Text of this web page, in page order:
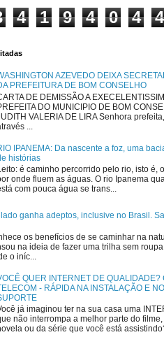
4 1 9 4 0 4 4
AZEVEDO DEIXA
PREFEITURA DE BOM CONSELHO
DE DEMISSÃO A
DO MUNICIPIO DE BOM
VALERIA DE LIRA Senhora
...
IPANEMA: Da nascente a foz, uma
histórias
é caminho percorrido pelo rio, isto é,
onde fluem as águas. O rio Ipanema
com pouca água se trans...
ganha adeptos, inclusive no Brasil.
os benefícios de se caminhar na
na ideia de fazer uma trilha sem roupa
o iníc...
QUER INTERNET DE QUALIDADE?
- RÁPIDA NA INSTALAÇÃO E NO
já imaginou ter na sua casa uma
não interrompa a melhor parte do
ou da série que você está